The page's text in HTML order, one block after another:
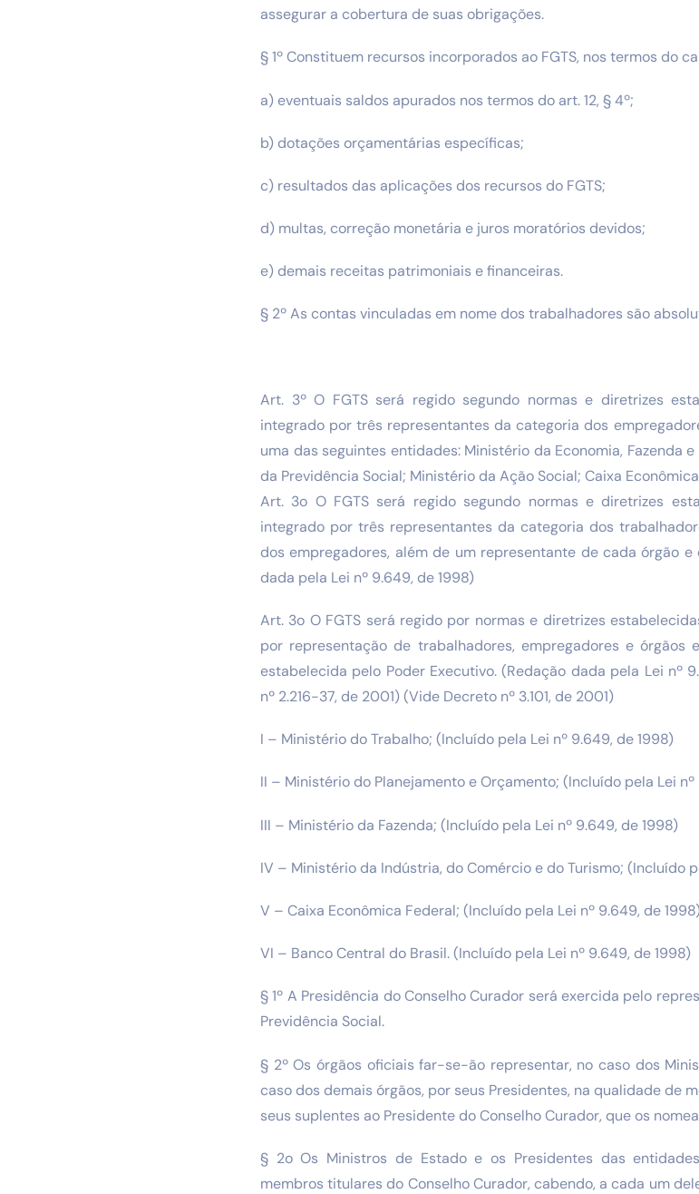
assegurar a cobertura de suas obrigações.
§ 1º Constituem recursos incorporados ao FGTS, nos termos do
a) eventuais saldos apurados nos termos do art. 12, § 4º;
b) dotações orçamentárias específicas;
c) resultados das aplicações dos recursos do FGTS;
d) multas, correção monetária e juros moratórios devidos;
e) demais receitas patrimoniais e financeiras.
§ 2º As contas vinculadas em nome dos trabalhadores são
Art. 3º O FGTS será regido segundo normas e diretrizes
integrado por três representantes da categoria dos
uma das seguintes entidades: Ministério da Economia, Fazenda
da Previdência Social; Ministério da Ação Social; Caixa
Art. 3o O FGTS será regido segundo normas e diretrizes
integrado por três representantes da categoria dos
dos empregadores, além de um representante de cada órgão
dada pela Lei nº 9.649, de 1998)
Art. 3o O FGTS será regido por normas e diretrizes
por representação de trabalhadores, empregadores e órgãos
estabelecida pelo Poder Executivo. (Redação dada pela Lei nº
nº 2.216-37, de 2001) (Vide Decreto nº 3.101, de 2001)
I – Ministério do Trabalho; (Incluído pela Lei nº 9.649, de 1998)
II – Ministério do Planejamento e Orçamento; (Incluído pela Lei nº
III – Ministério da Fazenda; (Incluído pela Lei nº 9.649, de 1998)
IV – Ministério da Indústria, do Comércio e do Turismo; (Incluído
V – Caixa Econômica Federal; (Incluído pela Lei nº 9.649, de
VI – Banco Central do Brasil. (Incluído pela Lei nº 9.649, de 1998)
§ 1º A Presidência do Conselho Curador será exercida pelo
Previdência Social.
§ 2º Os órgãos oficiais far-se-ão representar, no caso dos
caso dos demais órgãos, por seus Presidentes, na qualidade de
seus suplentes ao Presidente do Conselho Curador, que os
§ 2o Os Ministros de Estado e os Presidentes das
membros titulares do Conselho Curador, cabendo, a cada um